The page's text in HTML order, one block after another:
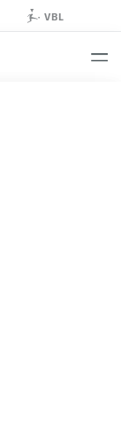
VBL
60分前